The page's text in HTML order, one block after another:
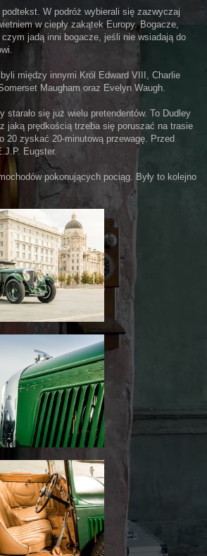
W podróż wybierali się zazwyczaj
w ciepły zakątek Europy. Bogacze,
jadą inni bogacze, jeśli nie wsiadają do
między innymi Król Edward VIII, Charlie
Maugham oraz Evelyn Waugh.
się już wielu pretendentów. To Dudley
jaką prędkością trzeba się poruszać na trasie
20 zyskać 20-minutową przewagę. Przed
Eugster.
pokonujących pociąg. Były to kolejno